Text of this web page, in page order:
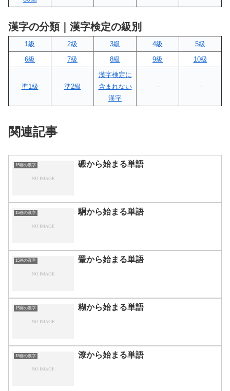
漢字の分類｜漢字検定の級別
1級 2級 3級 4級
5級
6級
7級 8級 9級 10級
準1級 準2級
漢字検定に
含まれない
漢字
– –
関連記事
15画の漢字 磤から始まる単語
15画の漢字 駉から始まる単語
15画の漢字 翬から始まる単語
15画の漢字 糊から始まる単語
15画の漢字 潦から始まる単語